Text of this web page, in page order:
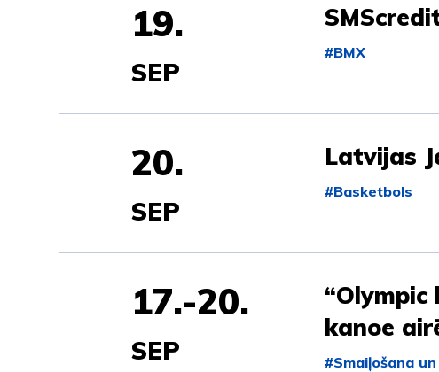
19.
SEP
#BMX
20.
SEP
Latvijas
#Basketbols
17.-20.
SEP
“Olympic
kanoe
#Smaiļošana